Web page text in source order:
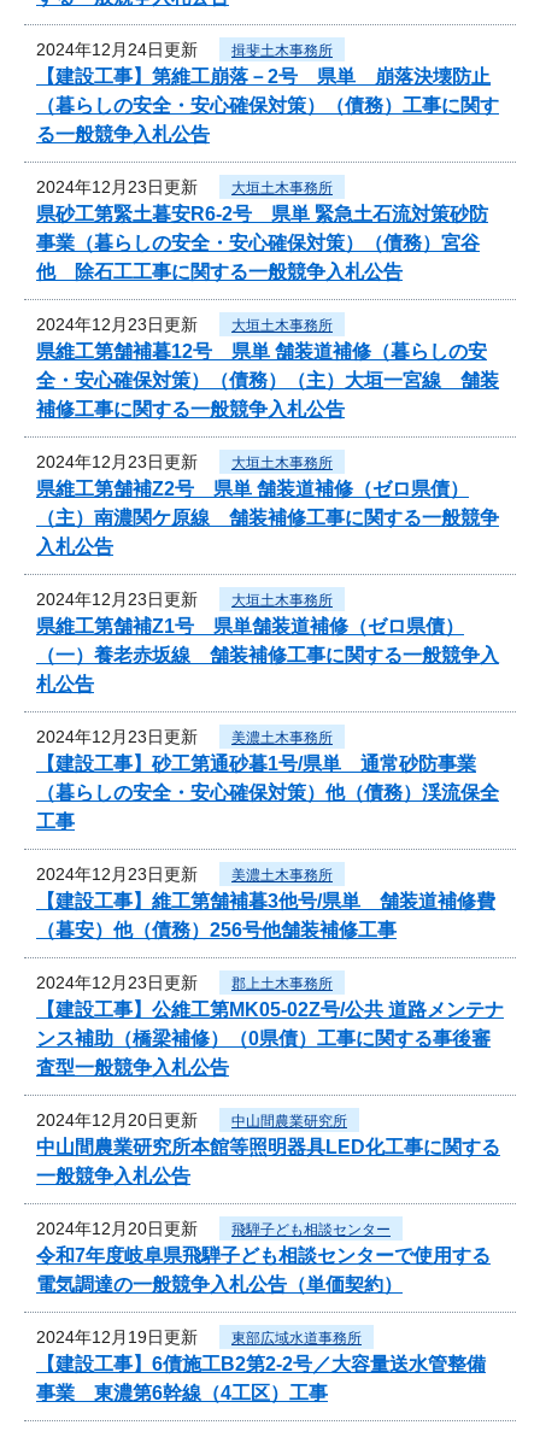
2024年12月24日更新 揖斐土木事務所
【建設工事】第維工崩落－2号 県単 崩落決壊防止
（暮らしの安全・安心確保対策）（債務）工事に関す
る一般競争入札公告
2024年12月23日更新 大垣土木事務所
県砂工第緊土暮安R6-2号 県単 緊急土石流対策砂防
事業（暮らしの安全・安心確保対策）（債務）宮谷
他 除石工工事に関する一般競争入札公告
2024年12月23日更新 大垣土木事務所
県維工第舗補暮12号 県単 舗装道補修（暮らしの安
全・安心確保対策）（債務）（主）大垣一宮線 舗装
補修工事に関する一般競争入札公告
2024年12月23日更新 大垣土木事務所
県維工第舗補Z2号 県単 舗装道補修（ゼロ県債）
（主）南濃関ケ原線 舗装補修工事に関する一般競争
入札公告
2024年12月23日更新 大垣土木事務所
県維工第舗補Z1号 県単舗装道補修（ゼロ県債）
（一）養老赤坂線 舗装補修工事に関する一般競争入
札公告
2024年12月23日更新 美濃土木事務所
【建設工事】砂工第通砂暮1号/県単 通常砂防事業
（暮らしの安全・安心確保対策）他（債務）渓流保全
工事
2024年12月23日更新 美濃土木事務所
【建設工事】維工第舗補暮3他号/県単 舗装道補修費
（暮安）他（債務）256号他舗装補修工事
2024年12月23日更新 郡上土木事務所
【建設工事】公維工第MK05-02Z号/公共 道路メンテナ
ンス補助（橋梁補修）（0県債）工事に関する事後審
査型一般競争入札公告
2024年12月20日更新 中山間農業研究所
中山間農業研究所本館等照明器具LED化工事に関する
一般競争入札公告
2024年12月20日更新 飛騨子ども相談センター
令和7年度岐阜県飛騨子ども相談センターで使用する
電気調達の一般競争入札公告（単価契約）
2024年12月19日更新 東部広域水道事務所
【建設工事】6債施工B2第2-2号／大容量送水管整備
事業 東濃第6幹線（4工区）工事